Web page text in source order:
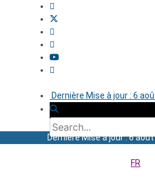
Dernière Mise à jour : 6
Dernière Mise à jour : 6
FR